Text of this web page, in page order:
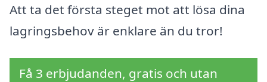
Att ta det första steget mot att lösa dina
lagringsbehov är enklare än du tror!
Få 3 erbjudanden, gratis och utan